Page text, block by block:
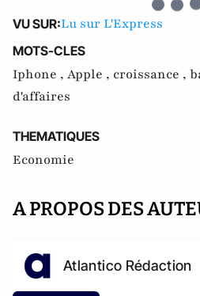
VU SUR:Lu sur L'Express
MOTS-CLES
Iphone , Apple , croissance ,
d'affaires
THEMATIQUES
Economie
A PROPOS DES
Atlantico Rédaction